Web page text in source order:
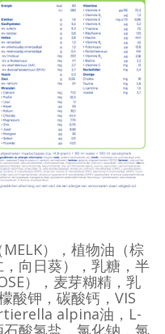
），植物油（棕
向日葵），乳糖，半
），麦芽糊精，乳
酸钾，碳酸钙，VIS
alpina油，L-